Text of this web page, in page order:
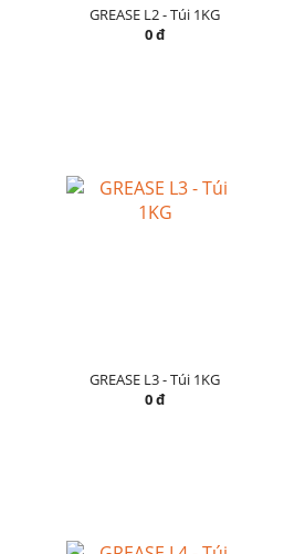
GREASE L2 - Túi 1KG
0 đ
GREASE L3 - Túi 1KG
0 đ